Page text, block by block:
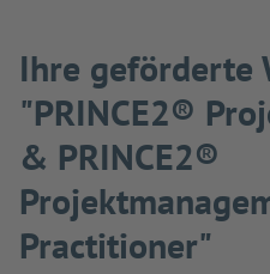
Ihre geförderte
"PRINCE2®
& PRINCE2®
Practitioner"